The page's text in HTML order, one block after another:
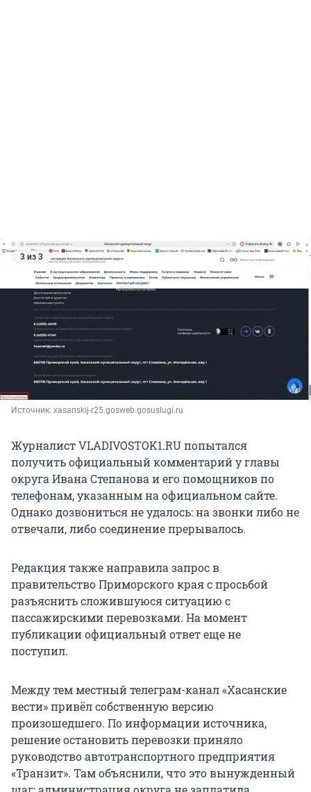
3 из 3
Источник: xasanskij-r25.gosweb.gosuslugi.ru
Журналист VLADIVOSTOK1.RU попытался
получить официальный комментарий у главы
округа Ивана Степанова и его помощников по
телефонам, указанным на официальном сайте.
Однако дозвониться не удалось: на звонки либо не
отвечали, либо соединение прерывалось.
Редакция также направила запрос в
правительство Приморского края с просьбой
разъяснить сложившуюся ситуацию с
пассажирскими перевозками. На момент
публикации официальный ответ еще не
поступил.
Между тем местный телеграм-канал «Хасанские
вести» привёл собственную версию
произошедшего. По информации источника,
решение остановить перевозки приняло
руководство автотранспортного предприятия
«Транзит». Там объяснили, что это вынужденный